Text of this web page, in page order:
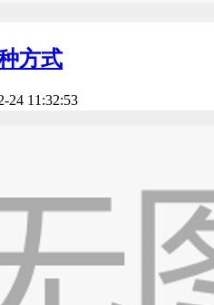
方式
24 11:32:53